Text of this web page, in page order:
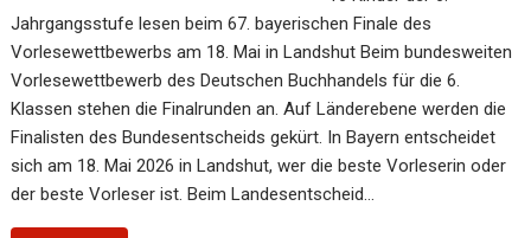
Jahrgangsstufe lesen beim 67. bayerischen Finale des
Vorlesewettbewerbs am 18. Mai in Landshut Beim bundesweiten
Vorlesewettbewerb des Deutschen Buchhandels für die 6.
Klassen stehen die Finalrunden an. Auf Länderebene werden die
Finalisten des Bundesentscheids gekürt. In Bayern entscheidet
sich am 18. Mai 2026 in Landshut, wer die beste Vorleserin oder
der beste Vorleser ist. Beim Landesentscheid…